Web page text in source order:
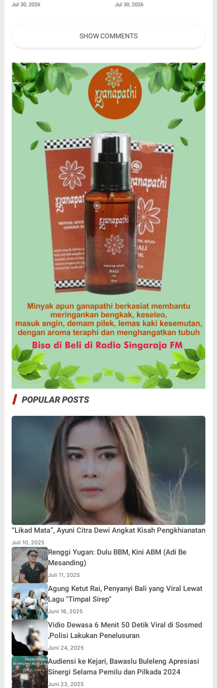
Dua Ekor Ayam Kurang dari
Jul 30, 2026
Diberhentikan Sementara
Jul 30, 2026
SHOW COMMENTS
POPULAR POSTS
“Likad Mata”, Ayuni Citra Dewi Angkat Kisah Pengkhianatan
Juli 10, 2025
Renggi Yugan: Dulu BBM, Kini ABM (Adi Be
Mesanding)
Juli 11, 2025
Agung Ketut Rai, Penyanyi Bali yang Viral Lewat
Lagu "Timpal Sirep"
Juni 16, 2025
Vidio Dewasa 6 Menit 50 Detik Viral di Sosmed
,Polisi Lakukan Penelusuran
Juni 24, 2025
Audiensi ke Kejari, Bawaslu Buleleng Apresiasi
Sinergi Selama Pemilu dan Pilkada 2024
Juni 23, 2025